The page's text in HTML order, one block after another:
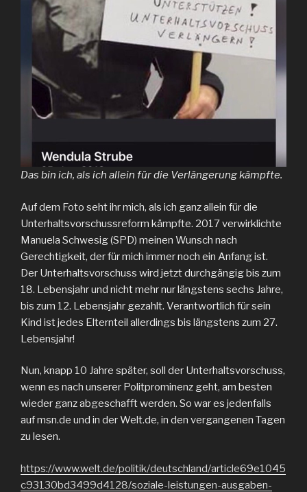
Das bin ich, als ich allein für die Verlängerung kämpfte.
Auf dem Foto seht ihr mich, als ich ganz allein für die
Unterhaltsvorschussreform kämpfte. 2017 verwirklichte
Manuela Schwesig (SPD) meinen Wunsch nach
Gerechtigkeit, der für mich immer noch ein Anfang ist.
Der Unterhaltsvorschuss wird jetzt durchgängig bis zum
18. Lebensjahr und nicht mehr nur längstens sechs Jahre,
bis zum 12. Lebensjahr gezahlt. Verantwortlich für sein
Kind ist jedes Elternteil allerdings bis längstens zum 27.
Lebensjahr!
Nun, knapp 10 Jahre später, soll der Unterhaltsvorschuss,
wenn es nach unserer Politprominenz geht, am besten
wieder ganz abgeschafft werden. So war es jedenfalls
auf msn.de und in der Welt.de, in den vergangenen Tagen
zu lesen.
https://www.welt.de/politik/deutschland/article69e1045
c93130bd3499d4128/soziale-leistungen-ausgaben-